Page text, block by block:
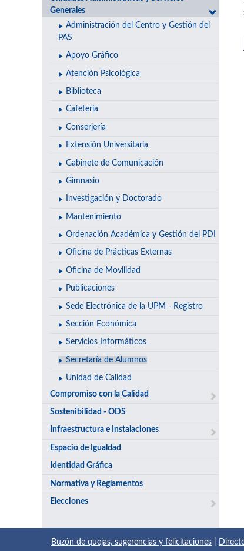
Generales
Administración del Centro y Gestión del
PAS
Apoyo Gráfico
Atención Psicológica
Biblioteca
Cafetería
Conserjería
Extensión Universitaria
Gabinete de Comunicación
Gimnasio
Investigación y Doctorado
Mantenimiento
Ordenación Académica y Gestión del PDI
Oficina de Prácticas Externas
Oficina de Movilidad
Publicaciones
Sede Electrónica de la UPM - Registro
Sección Económica
Servicios Informáticos
Secretaría de Alumnos
Unidad de Calidad
Compromiso con la Calidad
Sostenibilidad - ODS
Infraestructura e Instalaciones
Espacio de Igualdad
Identidad Gráfica
Normativa y Reglamentos
Elecciones
Buzón de quejas, sugerencias y felicitaciones